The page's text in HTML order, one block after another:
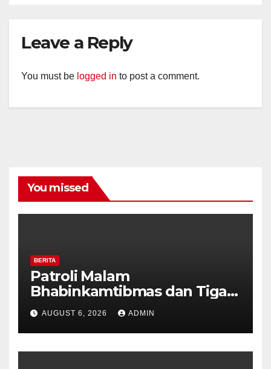
Leave a Reply
You must be logged in to post a comment.
You missed
BERITA
Patroli Malam
Bhabinkamtibmas dan Tiga
Pilar Kelurahan Ungaran
Perkuat Kamtibmas, Warga
Diajak Aktifkan Ronda
AUGUST 6, 2026 ADMIN